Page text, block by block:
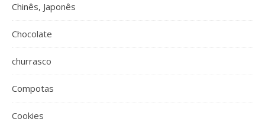
Chinês, Japonês
Chocolate
churrasco
Compotas
Cookies